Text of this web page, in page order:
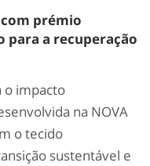
prémio
a recuperação
o impacto
na NOVA
o tecido
sustentável e